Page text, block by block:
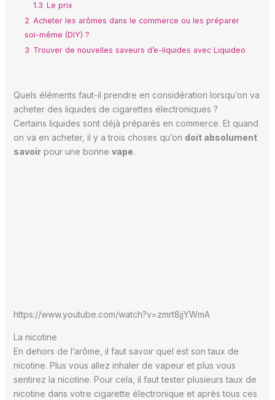
1.3 Le prix
2 Acheter les arômes dans le commerce ou les préparer
soi-même (DIY) ?
3 Trouver de nouvelles saveurs d’e-liquides avec Liquideo
Quels éléments faut-il prendre en considération lorsqu’on va
acheter des liquides de cigarettes électroniques ?
Certains liquides sont déjà préparés en commerce. Et quand
on va en acheter, il y a trois choses qu’on doit absolument
savoirpour une bonne vape.
https://www.youtube.com/watch?v=zmrt8jjYWmA
La nicotine
En dehors de l’arôme, il faut savoir quel est son taux de
nicotine. Plus vous allez inhaler de vapeur et plus vous
sentirez la nicotine. Pour cela, il faut tester plusieurs taux de
nicotine dans votre cigarette électronique et après tous ces